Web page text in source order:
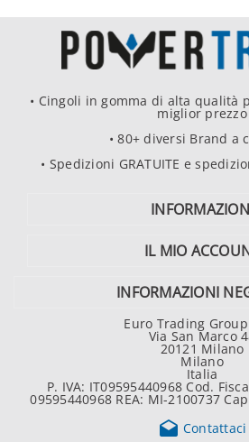
• Cingoli in gomma di alta qualità
miglior prezzo
• 80+ diversi Brand a
• Spedizioni GRATUITE e
IL MIO
INFORMAZIONI
Euro Trading
Via San Marco
20121 Milano
Milano
Italia
P. IVA: IT09595440968 Cod.
09595440968 REA: MI-2100737
 Contattaci